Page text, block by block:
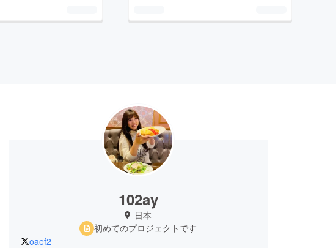
102ay
日本
初めてのプロジェクトです
oaef2